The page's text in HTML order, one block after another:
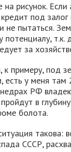
на рисунок.
под
не пытаться.
потенциалу,
за
к примеру, под
есть у меня там
РФ
в
болота.
такова:
СССР,